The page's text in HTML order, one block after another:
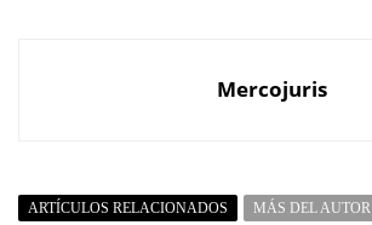
Mercojuris
ARTÍCULOS RELACIONADOS
MÁS DEL AUTOR